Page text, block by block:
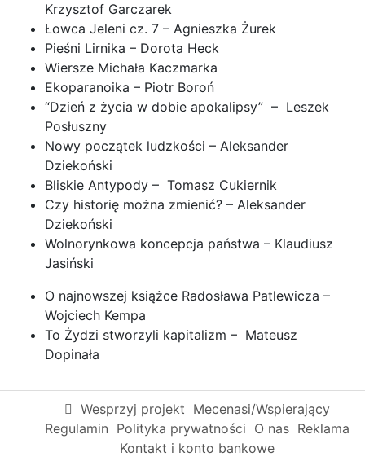
Krzysztof Garczarek
Łowca Jeleni cz. 7 – Agnieszka Żurek
Pieśni Lirnika – Dorota Heck
Wiersze Michała Kaczmarka
Ekoparanoika – Piotr Boroń
“Dzień z życia w dobie apokalipsy” – Leszek
Posłuszny
Nowy początek ludzkości – Aleksander
Dziekoński
Bliskie Antypody – Tomasz Cukiernik
Czy historię można zmienić? – Aleksander
Dziekoński
Wolnorynkowa koncepcja państwa – Klaudiusz
Jasiński
O najnowszej książce Radosława Patlewicza –
Wojciech Kempa
To Żydzi stworzyli kapitalizm – Mateusz
Dopinała
Wesprzyj projekt Mecenasi/Wspierający
Regulamin Polityka prywatności O nas Reklama
Kontakt i konto bankowe